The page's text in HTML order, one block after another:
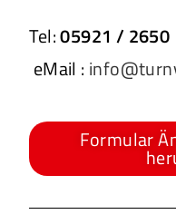
Tel:05921 / 2650
eMail :
Formular